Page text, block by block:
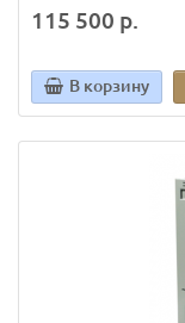
115 500 р.
В корзину